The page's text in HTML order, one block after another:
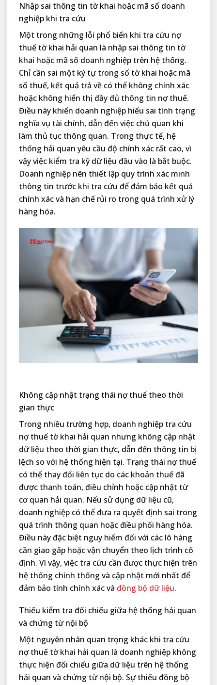
Nhập sai thông tin tờ khai hoặc mã số doanh
nghiệp khi tra cứu
Một trong những lỗi phổ biến khi tra cứu nợ
thuế tờ khai hải quan là nhập sai thông tin tờ
khai hoặc mã số doanh nghiệp trên hệ thống.
Chỉ cần sai một ký tự trong số tờ khai hoặc mã
số thuế, kết quả trả về có thể không chính xác
hoặc không hiển thị đầy đủ thông tin nợ thuế.
Điều này khiến doanh nghiệp hiểu sai tình trạng
nghĩa vụ tài chính, dẫn đến việc chủ quan khi
làm thủ tục thông quan. Trong thực tế, hệ
thống hải quan yêu cầu độ chính xác rất cao, vì
vậy việc kiểm tra kỹ dữ liệu đầu vào là bắt buộc.
Doanh nghiệp nên thiết lập quy trình xác minh
thông tin trước khi tra cứu để đảm bảo kết quả
chính xác và hạn chế rủi ro trong quá trình xử lý
hàng hóa.
Không cập nhật trạng thái nợ thuế theo thời
gian thực
Trong nhiều trường hợp, doanh nghiệp tra cứu
nợ thuế tờ khai hải quan nhưng không cập nhật
dữ liệu theo thời gian thực, dẫn đến thông tin bị
lệch so với hệ thống hiện tại. Trạng thái nợ thuế
có thể thay đổi liên tục do các khoản thuế đã
được thanh toán, điều chỉnh hoặc cập nhật từ
cơ quan hải quan. Nếu sử dụng dữ liệu cũ,
doanh nghiệp có thể đưa ra quyết định sai trong
quá trình thông quan hoặc điều phối hàng hóa.
Điều này đặc biệt nguy hiểm đối với các lô hàng
cần giao gấp hoặc vận chuyển theo lịch trình cố
định. Vì vậy, việc tra cứu cần được thực hiện trên
hệ thống chính thống và cập nhật mới nhất để
đảm bảo tính chính xác và đồng bộ dữ liệu.
Thiếu kiểm tra đối chiếu giữa hệ thống hải quan
và chứng từ nội bộ
Một nguyên nhân quan trọng khác khi tra cứu
nợ thuế tờ khai hải quan là doanh nghiệp không
thực hiện đối chiếu giữa dữ liệu trên hệ thống
hải quan và chứng từ nội bộ. Sự thiếu đồng bộ